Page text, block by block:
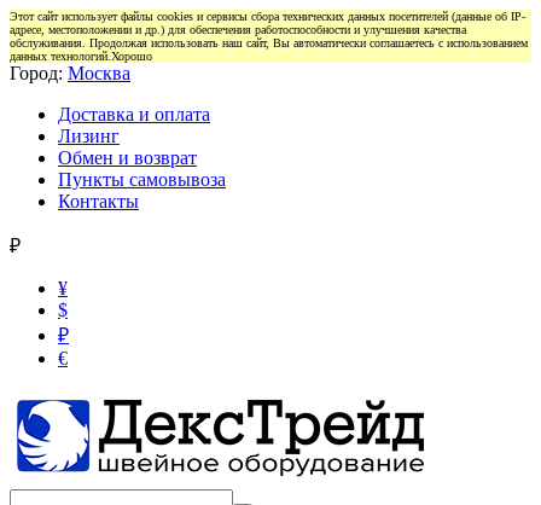
Этот сайт использует файлы cookies и сервисы сбора технических данных посетителей (данные об IP-
адресе, местоположении и др.) для обеспечения работоспособности и улучшения качества
обслуживания. Продолжая использовать наш сайт, Вы автоматически соглашаетесь с использованием
данных технологий. Хорошо
Город: Москва
Доставка и оплата
Лизинг
Обмен и возврат
Пункты самовывоза
Контакты
₽
¥
$
₽
€